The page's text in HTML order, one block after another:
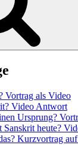
Vortrag als Video
Video Antwort
Ursprung?
Sanskrit heute?
Kurzvortrag